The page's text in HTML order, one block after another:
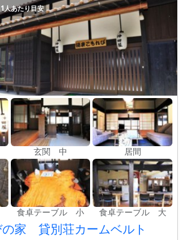
1人あたり目安
玄関 中 居間
食卓テーブル 小 食卓テーブル 大
の家 貸別荘カームベルト